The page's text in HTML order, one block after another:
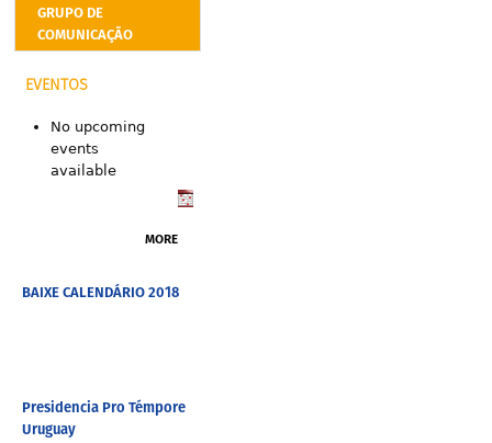
GRUPO DE
COMUNICAÇÃO
EVENTOS
No upcoming
events
available
MORE
BAIXE CALENDÁRIO 2018
Presidencia Pro Témpore
Uruguay